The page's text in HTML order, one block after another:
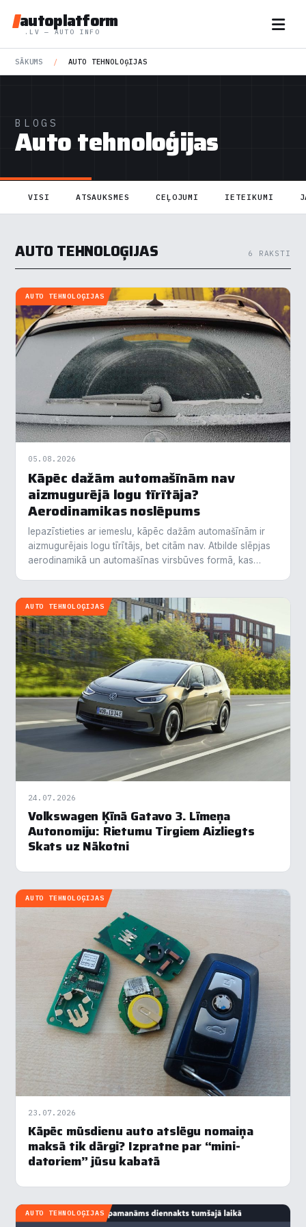
autoplatform
.LV — AUTO INFO
SĀKUMS / AUTO TEHNOLOĢIJAS
BLOGS
Auto tehnoloģijas
VISI ATSAUKSMES CEĻOJUMI IETEIKUMI
AUTO TEHNOLOĢIJAS 6 RAKSTI
AUTO TEHNOLOĢIJAS
05.08.2026
Kāpēc dažām automašīnām nav
aizmugurējā logu tīrītāja?
Aerodinamikas noslēpums
Iepazīstieties ar iemeslu, kāpēc dažām automašīnām ir
aizmugurējais logu tīrītājs, bet citām nav. Atbilde slēpjas
aerodinamikā un automašīnas virsbūves formā, kas
AUTO TEHNOLOĢIJAS
24.07.2026
Volkswagen Ķīnā Gatavo 3. Līmeņa
Autonomiju: Rietumu Tirgiem Aizliegts
Skats uz Nākotni
AUTO TEHNOLOĢIJAS
23.07.2026
Kāpēc mūsdienu auto atslēgu nomaiņa
maksā tik dārgi? Izpratne par “mini-
datoriem” jūsu kabatā
AUTO TEHNOLOĢIJAS